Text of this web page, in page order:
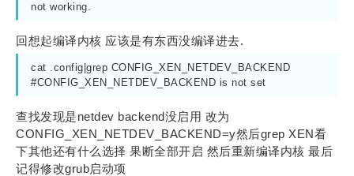
not working.
回想起编译内核 应该是有东西没编译进去.
cat .config|grep CONFIG_XEN_NETDEV_BACKEND
#CONFIG_XEN_NETDEV_BACKEND is not set
查找发现是netdev backend没启用 改为
CONFIG_XEN_NETDEV_BACKEND=y然后grep XEN看
下其他还有什么选择 果断全部开启 然后重新编译内核 最后
记得修改grub启动项